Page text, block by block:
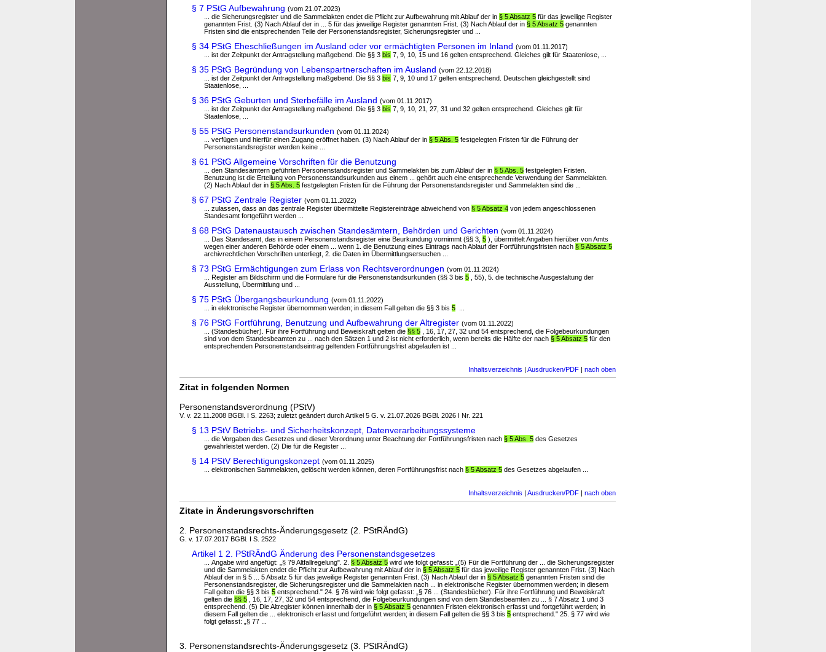
§ 7 PStG Aufbewahrung (vom 21.07.2023)
... die Sicherungsregister und die Sammelakten endet die Pflicht zur Aufbewahrung mit Ablauf der in § 5 Absatz 5 für das jeweilige Register
genannten Frist. (3) Nach Ablauf der in ... 5 für das jeweilige Register genannten Frist. (3) Nach Ablauf der in § 5 Absatz 5 genannten
Fristen sind die entsprechenden Teile der Personenstandsregister, Sicherungsregister und ...
§ 34 PStG Eheschließungen im Ausland oder vor ermächtigten Personen im Inland (vom 01.11.2017)
... ist der Zeitpunkt der Antragstellung maßgebend. Die §§ 3 bis 7, 9, 10, 15 und 16 gelten entsprechend. Gleiches gilt für Staatenlose, ...
§ 35 PStG Begründung von Lebenspartnerschaften im Ausland (vom 22.12.2018)
... ist der Zeitpunkt der Antragstellung maßgebend. Die §§ 3 bis 7, 9, 10 und 17 gelten entsprechend. Deutschen gleichgestellt sind
Staatenlose, ...
§ 36 PStG Geburten und Sterbefälle im Ausland (vom 01.11.2017)
... ist der Zeitpunkt der Antragstellung maßgebend. Die §§ 3 bis 7, 9, 10, 21, 27, 31 und 32 gelten entsprechend. Gleiches gilt für
Staatenlose, ...
§ 55 PStG Personenstandsurkunden (vom 01.11.2024)
... verfügen und hierfür einen Zugang eröffnet haben. (3) Nach Ablauf der in § 5 Abs. 5 festgelegten Fristen für die Führung der
Personenstandsregister werden keine ...
§ 61 PStG Allgemeine Vorschriften für die Benutzung
... den Standesämtern geführten Personenstandsregister und Sammelakten bis zum Ablauf der in § 5 Abs. 5 festgelegten Fristen.
Benutzung ist die Erteilung von Personenstandsurkunden aus einem ... gehört auch eine entsprechende Verwendung der Sammelakten.
(2) Nach Ablauf der in § 5 Abs. 5 festgelegten Fristen für die Führung der Personenstandsregister und Sammelakten sind die ...
§ 67 PStG Zentrale Register (vom 01.11.2022)
... zulassen, dass an das zentrale Register übermittelte Registereinträge abweichend von § 5 Absatz 4 von jedem angeschlossenen
Standesamt fortgeführt werden ...
§ 68 PStG Datenaustausch zwischen Standesämtern, Behörden und Gerichten (vom 01.11.2024)
... Das Standesamt, das in einem Personenstandsregister eine Beurkundung vornimmt (§§ 3, 5 ), übermittelt Angaben hierüber von Amts
wegen einer anderen Behörde oder einem ... wenn 1. die Benutzung eines Eintrags nach Ablauf der Fortführungsfristen nach § 5 Absatz 5
archivrechtlichen Vorschriften unterliegt, 2. die Daten im Übermittlungsersuchen ...
§ 73 PStG Ermächtigungen zum Erlass von Rechtsverordnungen (vom 01.11.2024)
... Register am Bildschirm und die Formulare für die Personenstandsurkunden (§§ 3 bis 5 , 55), 5. die technische Ausgestaltung der
Ausstellung, Übermittlung und ...
§ 75 PStG Übergangsbeurkundung (vom 01.11.2022)
... in elektronische Register übernommen werden; in diesem Fall gelten die §§ 3 bis 5
§ 76 PStG Fortführung, Benutzung und Aufbewahrung der Altregister (vom 01.11.2022)
... (Standesbücher). Für ihre Fortführung und Beweiskraft gelten die §§ 5 , 16, 17, 27, 32 und 54 entsprechend, die Folgebeurkundungen
sind von dem Standesbeamten zu ... nach den Sätzen 1 und 2 ist nicht erforderlich, wenn bereits die Hälfte der nach § 5 Absatz 5 für den
entsprechenden Personenstandseintrag geltenden Fortführungsfrist abgelaufen ist ...
Inhaltsverzeichnis | Ausdrucken/PDF | nach oben
Zitat in folgenden Normen
Personenstandsverordnung (PStV)
V. v. 22.11.2008 BGBl. I S. 2263; zuletzt geändert durch Artikel 5 G. v. 21.07.2026 BGBl. 2026 I Nr. 221
§ 13 PStV Betriebs- und Sicherheitskonzept, Datenverarbeitungssysteme
... die Vorgaben des Gesetzes und dieser Verordnung unter Beachtung der Fortführungsfristen nach § 5 Abs. 5 des Gesetzes
gewährleistet werden. (2) Die für die Register ...
§ 14 PStV Berechtigungskonzept (vom 01.11.2025)
... elektronischen Sammelakten, gelöscht werden können, deren Fortführungsfrist nach § 5 Absatz 5 des Gesetzes abgelaufen ...
Inhaltsverzeichnis | Ausdrucken/PDF | nach oben
Zitate in Änderungsvorschriften
2. Personenstandsrechts-Änderungsgesetz (2. PStRÄndG)
G. v. 17.07.2017 BGBl. I S. 2522
Artikel 1 2. PStRÄndG Änderung des Personenstandsgesetzes
... Angabe wird angefügt: „§ 79 Altfallregelung". 2. § 5 Absatz 5 wird wie folgt gefasst: „(5) Für die Fortführung der ... die Sicherungsregister
und die Sammelakten endet die Pflicht zur Aufbewahrung mit Ablauf der in § 5 Absatz 5 für das jeweilige Register genannten Frist. (3) Nach
Ablauf der in § 5 ... 5 Absatz 5 für das jeweilige Register genannten Frist. (3) Nach Ablauf der in § 5 Absatz 5 genannten Fristen sind die
Personenstandsregister, die Sicherungsregister und die Sammelakten nach ... in elektronische Register übernommen werden; in diesem
Fall gelten die §§ 3 bis 5 entsprechend." 24. § 76 wird wie folgt gefasst: „§ 76 ... (Standesbücher). Für ihre Fortführung und Beweiskraft
gelten die §§ 5 , 16, 17, 27, 32 und 54 entsprechend, die Folgebeurkundungen sind von dem Standesbeamten zu ... § 7 Absatz 1 und 3
entsprechend. (5) Die Altregister können innerhalb der in § 5 Absatz 5 genannten Fristen elektronisch erfasst und fortgeführt werden; in
diesem Fall gelten die ... elektronisch erfasst und fortgeführt werden; in diesem Fall gelten die §§ 3 bis 5 entsprechend." 25. § 77 wird wie
folgt gefasst: „§ 77 ...
3. Personenstandsrechts-Änderungsgesetz (3. PStRÄndG)